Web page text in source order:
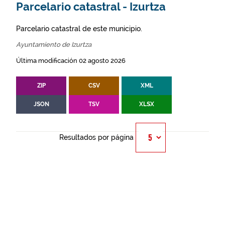
Parcelario catastral - Izurtza
Parcelario catastral de este municipio.
Ayuntamiento de Izurtza
Última modificación 02 agosto 2026
ZIP CSV XML
JSON TSV XLSX
Resultados por página